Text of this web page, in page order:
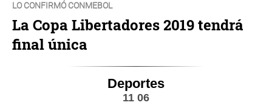
LO CONFIRMÓ CONMEBOL
La Copa Libertadores 2019 tendrá
final única
Deportes
11 06